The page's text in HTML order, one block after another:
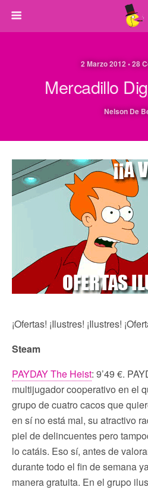
2 Marzo 2012 • 28
Mercadillo
Nelson De
¡Ofertas! ¡Ilustres! ¡Ilustres!
Steam
PAYDAY The Heist: 9’49 €.
multijugador cooperativo en el
grupo de cuatro cacos que
en sí no está mal, su atractivo
piel de delincuentes pero
lo catáis. Eso sí, antes de
durante todo el fin de semana
manera gratuita. En el grupo